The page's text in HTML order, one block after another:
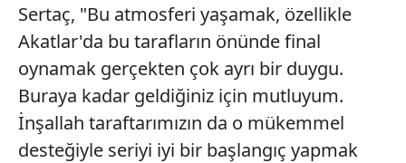
Sertaç, "Bu atmosferi yaşamak, özellikle
Akatlar'da bu tarafların önünde final
oynamak gerçekten çok ayrı bir duygu.
Buraya kadar geldiğiniz için mutluyum.
İnşallah taraftarımızın da o mükemmel
desteğiyle seriyi iyi bir başlangıç yapmak